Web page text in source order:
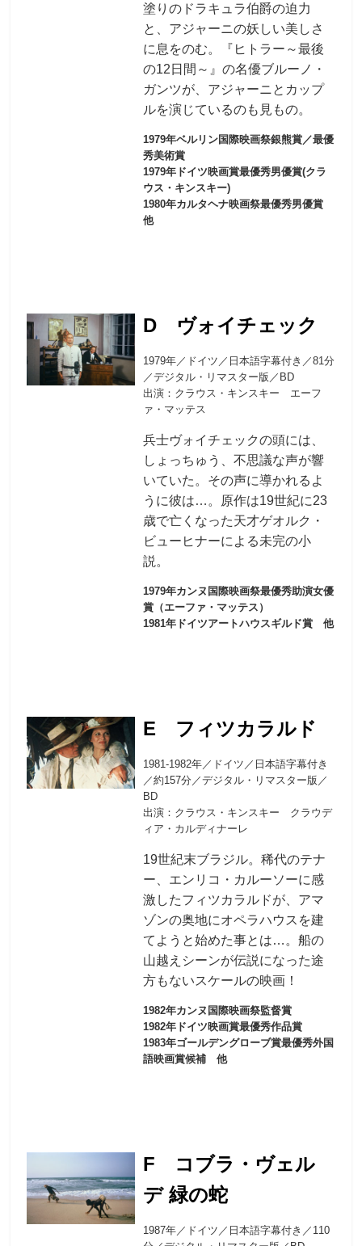
塗りのドラキュラ伯爵の迫力
と、アジャーニの妖しい美しさ
に息をのむ。『ヒトラー～最後
の12日間～』の名優ブルーノ・
ガンツが、アジャーニとカップ
ルを演じているのも見もの。
1979年ベルリン国際映画祭銀熊賞／最優
秀美術賞
1979年ドイツ映画賞最優秀男優賞(クラ
ウス・キンスキー)
1980年カルタヘナ映画祭最優秀男優賞
他
D ヴォイチェック
1979年／ドイツ／日本語字幕付き／81分
／デジタル・リマスター版／BD
出演：クラウス・キンスキー エーフ
ァ・マッテス
兵士ヴォイチェックの頭には、
しょっちゅう、不思議な声が響
いていた。その声に導かれるよ
うに彼は…。原作は19世紀に23
歳で亡くなった天才ゲオルク・
ビューヒナーによる未完の小
説。
1979年カンヌ国際映画祭最優秀助演女優
賞（エーファ・マッテス）
1981年ドイツアートハウスギルド賞 他
E フィツカラルド
1981-1982年／ドイツ／日本語字幕付き
／約157分／デジタル・リマスター版／
BD
出演：クラウス・キンスキー クラウデ
ィア・カルディナーレ
19世紀末ブラジル。稀代のテナ
ー、エンリコ・カルーソーに感
激したフィツカラルドが、アマ
ゾンの奥地にオペラハウスを建
てようと始めた事とは…。船の
山越えシーンが伝説になった途
方もないスケールの映画！
1982年カンヌ国際映画祭監督賞
1982年ドイツ映画賞最優秀作品賞
1983年ゴールデングローブ賞最優秀外国
語映画賞候補 他
F コブラ・ヴェル
デ 緑の蛇
1987年／ドイツ／日本語字幕付き／110